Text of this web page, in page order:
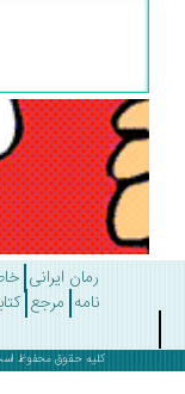
رمان ایرانی خاطره،
مرجع کتابشناسی
کلیه حقوق محفوظ است و